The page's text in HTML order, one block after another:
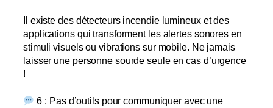
Il existe des détecteurs incendie lumineux et des
applications qui transforment les alertes sonores en
stimuli visuels ou vibrations sur mobile. Ne jamais
laisser une personne sourde seule en cas d’urgence
!
6 : Pas d’outils pour communiquer avec une